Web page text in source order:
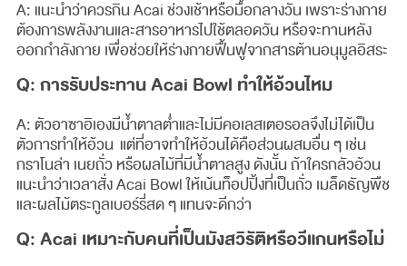
A: แนะนำว่าควรกิน Acai ช่วงเช้าหรือมื้อกลางวัน เพราะร่างกาย
ต้องการพลังงานและสารอาหารไปใช้ตลอดวัน หรือจะทานหลัง
ออกกำลังกาย เพื่อช่วยให้ร่างกายฟื้นฟูจากสารต้านอนุมูลอิสระ
Q: การรับประทาน Acai Bowl ทำให้อ้วนไหม
A: ตัวอาซาอิเองมีน้ำตาลต่ำและไม่มีคอเลสเตอรอลจึงไม่ได้เป็น
ตัวการทำให้อ้วน แต่ที่อาจทำให้อ้วนได้คือส่วนผสมอื่น ๆ เช่น
กราโนล่า เนยถั่ว หรือผลไม้ที่มีน้ำตาลสูง ดังนั้น ถ้าใครกลัวอ้วน
แนะนำว่าเวลาสั่ง Acai Bowl ให้เน้นท็อปปิ้งที่เป็นถั่ว เมล็ดธัญพืช
และผลไม้ตระกูลเบอร์รี่สด ๆ แทนจะดีกว่า
Q: Acai เหมาะกับคนที่เป็นมังสวิรัติหรือวีแกนหรือไม่